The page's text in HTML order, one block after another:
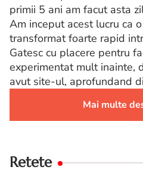
primii 5 ani am facut asta
Am inceput acest lucru ca
transformat foarte rapid
Gatesc cu placere pentru
experimentat mult inainte,
avut site-ul, aprofundand
Mai multe
Retete